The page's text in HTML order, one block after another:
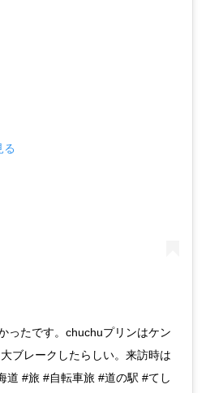
る
ったです。chuchuプリンはケン
ブレークしたらしい。来訪時は
道 #旅 #自転車旅 #道の駅 #てし